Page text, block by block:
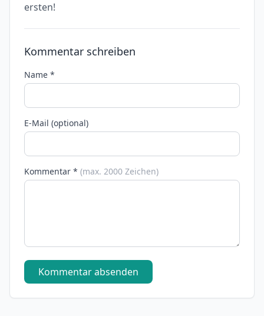
ersten!
Kommentar schreiben
Name *
E-Mail (optional)
Kommentar * (max. 2000 Zeichen)
Kommentar absenden